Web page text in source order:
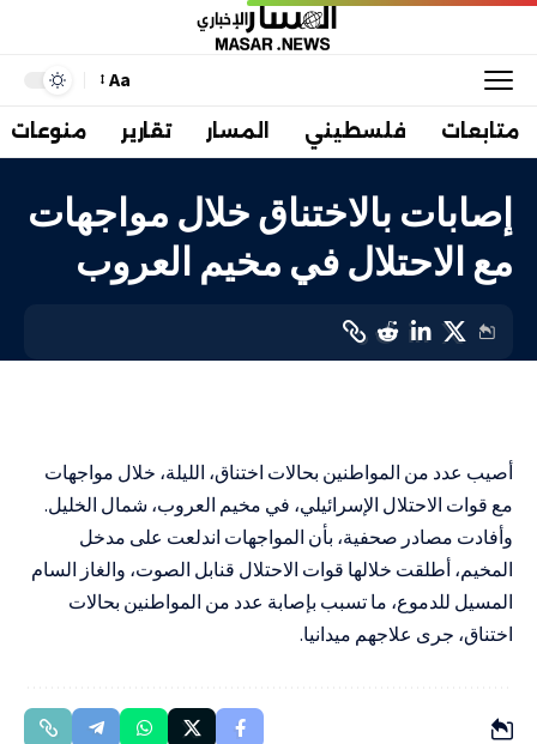
Aa
متابعات فلسطيني المسار تقارير منوعات
إصابات بالاختناق خلال مواجهات
مع الاحتلال في مخيم العروب
أصيب عدد من المواطنين بحالات اختناق، الليلة، خلال مواجهات
مع قوات الاحتلال الإسرائيلي، في مخيم العروب، شمال الخليل.
وأفادت مصادر صحفية، بأن المواجهات اندلعت على مدخل
المخيم، أطلقت خلالها قوات الاحتلال قنابل الصوت، والغاز السام
المسيل للدموع، ما تسبب بإصابة عدد من المواطنين بحالات
اختناق، جرى علاجهم ميدانيا.